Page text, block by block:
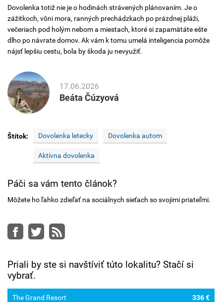
Dovolenka totiž nie je o hodinách strávených plánovaním. Je o
zážitkoch, vôni mora, ranných prechádzkach po prázdnej pláži,
večeriach pod holým nebom a miestach, ktoré si zapamätáte ešte
dlho po návrate domov. Ak vám k tomu umelá inteligencia pomôže
nájsť lepšiu cestu, bola by škoda ju nevyužiť.
17.06.2026
Beáta Čúzyová
Štítok: Dovolenka letecky Dovolenka autom
Aktívna dovolenka
Páči sa vám tento článok?
Môžete ho ľahko zdieľať na sociálnych sieťach so svojimi priateľmi.
Facebook
Twitter
RSS
Priali by ste si navštíviť túto lokalitu? Stačí si
vybrať.
The Grand Resort 336 €